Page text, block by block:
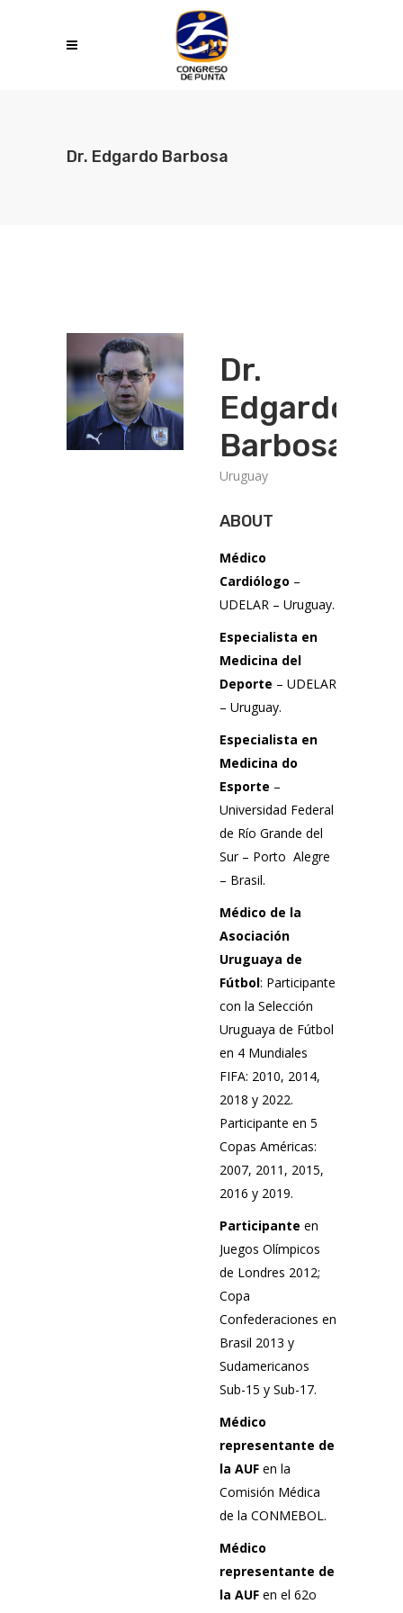
Dr. Edgardo Barbosa
Dr.
Edgardo
Barbosa
Uruguay
ABOUT
Médico
Cardiólogo –
UDELAR – Uruguay.
Especialista en
Medicina del
Deporte – UDELAR
– Uruguay.
Especialista en
Medicina do
Esporte –
Universidad Federal
de Río Grande del
Sur – Porto Alegre
– Brasil.
Médico de la
Asociación
Uruguaya de
Fútbol: Participante
con la Selección
Uruguaya de Fútbol
en 4 Mundiales
FIFA: 2010, 2014,
2018 y 2022.
Participante en 5
Copas Américas:
2007, 2011, 2015,
2016 y 2019.
Participante en
Juegos Olímpicos
de Londres 2012;
Copa
Confederaciones en
Brasil 2013 y
Sudamericanos
Sub-15 y Sub-17.
Médico
representante de
la AUF en la
Comisión Médica
de la CONMEBOL.
Médico
representante de
la AUF en el 62o